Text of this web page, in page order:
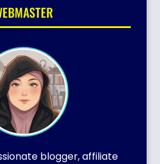
blogger, affiliate